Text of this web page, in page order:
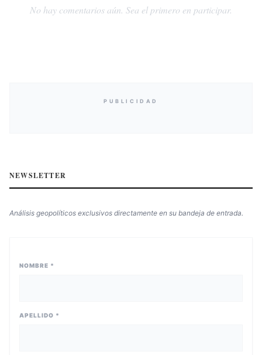
No hay comentarios aún. Sea el primero en participar.
PUBLICIDAD
NEWSLETTER
Análisis geopolíticos exclusivos directamente en su bandeja de entrada.
NOMBRE *
APELLIDO *